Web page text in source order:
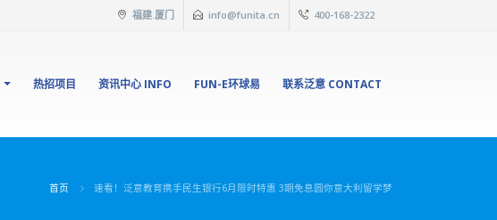
福建.厦门 info@funita.cn 400-168-2322
热招项目 资讯中心 INFO FUN-E环球易 联系泛意 CONTACT
首页 速看！泛意教育携手民生银行6月限时特惠 3期免息圆你意大利留学梦